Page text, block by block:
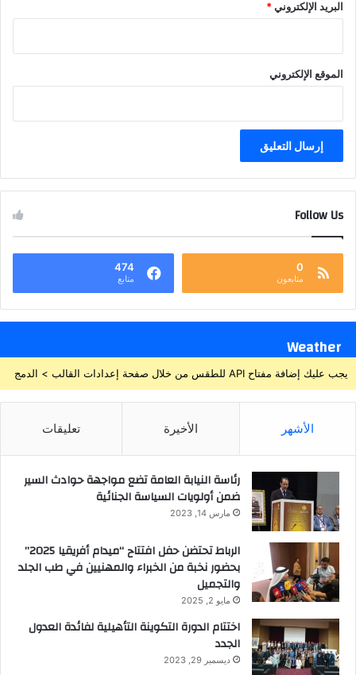
البريد الإلكتروني*
الموقع الإلكتروني
Follow Us
0
متابعون
474
متابع
Weather
يجب عليك إضافة مفتاح API للطقس من خلال صفحة إعدادات القالب > الدمج
الأشهر الأخيرة تعليقات
رئاسة النيابة العامة تضع مواجهة حوادث السير
ضمن أولويات السياسة الجنائية
مارس 14, 2023
الرباط تحتضن حفل افتتاح “ميدام أفريقيا 2025”
بحضور نخبة من الخبراء والمهنيين في طب الجلد
والتجميل
مايو 2, 2025
اختتام الدورة التكوينة التأهيلية لفائدة العدول
الجدد
ديسمبر 29, 2023